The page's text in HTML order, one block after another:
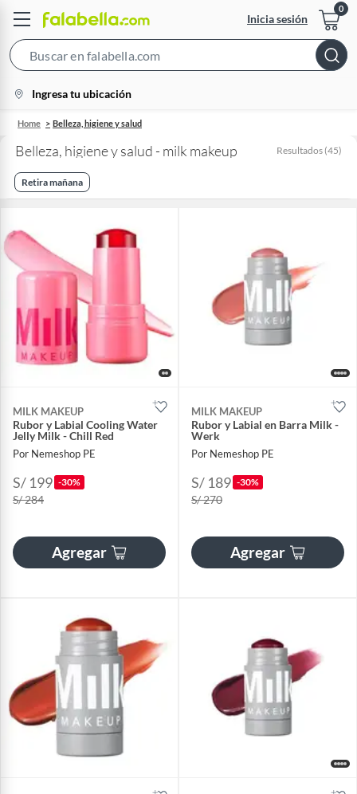
Inicia sesión
Bar
location-
icon
Ingresa tu ubicación
Home Belleza, higiene y salud
Belleza, higiene y salud - milk makeup Resultados (45)
Retira mañana
MILK MAKEUP
Rubor y Labial Cooling Water
Jelly Milk - Chill Red
Por Nemeshop PE
S/ 199 -30%
S/ 284
Agregar
MILK MAKEUP
Rubor y Labial en Barra Milk -
Werk
Por Nemeshop PE
S/ 189 -30%
S/ 270
Agregar